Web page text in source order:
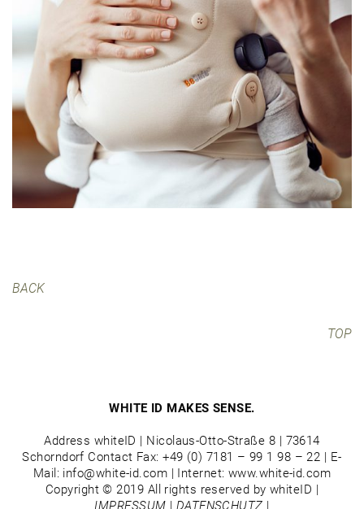
BACK
TOP
WHITE ID MAKES SENSE.
Address whiteID | Nicolaus-Otto-Straße 8 | 73614
Schorndorf Contact Fax: +49 (0) 7181 – 99 1 98 – 22 | E-
Mail: info@white-id.com | Internet: www.white-id.com
Copyright © 2019 All rights reserved by whiteID |
IMPRESSUM | DATENSCHUTZ |